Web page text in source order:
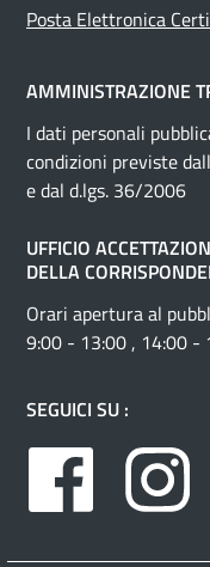
Posta Elettronica
AMMINISTRAZIONE
I dati personali
condizioni previste
e dal d.lgs. 36/2006
UFFICIO
DELLA
Orari apertura al
9:00 - 13:00 , 14:00 -
SEGUICI SU :
Facebook